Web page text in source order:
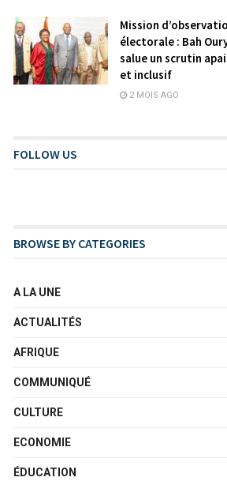
Mission
électorale : Bah
salue un scrutin
et inclusif
2 MOIS AGO
FOLLOW US
BROWSE BY CATEGORIES
A LA UNE
ACTUALITÉS
AFRIQUE
COMMUNIQUÉ
CULTURE
ECONOMIE
ÉDUCATION